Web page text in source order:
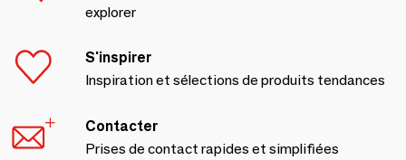
explorer
S'inspirer
Inspiration et sélections de produits tendances
Contacter
Prises de contact rapides et simplifiées